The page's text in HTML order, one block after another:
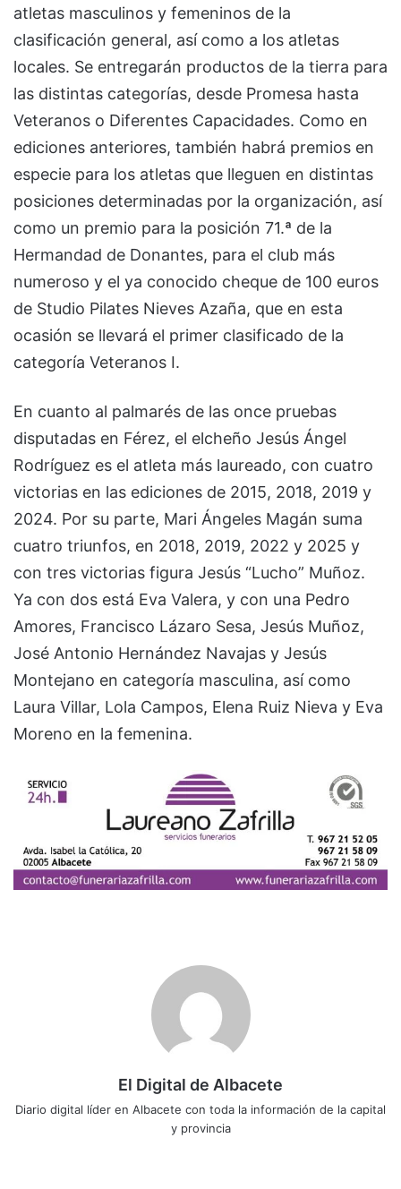
atletas masculinos y femeninos de la
clasificación general, así como a los atletas
locales. Se entregarán productos de la tierra para
las distintas categorías, desde Promesa hasta
Veteranos o Diferentes Capacidades. Como en
ediciones anteriores, también habrá premios en
especie para los atletas que lleguen en distintas
posiciones determinadas por la organización, así
como un premio para la posición 71.ª de la
Hermandad de Donantes, para el club más
numeroso y el ya conocido cheque de 100 euros
de Studio Pilates Nieves Azaña, que en esta
ocasión se llevará el primer clasificado de la
categoría Veteranos I.
En cuanto al palmarés de las once pruebas
disputadas en Férez, el elcheño Jesús Ángel
Rodríguez es el atleta más laureado, con cuatro
victorias en las ediciones de 2015, 2018, 2019 y
2024. Por su parte, Mari Ángeles Magán suma
cuatro triunfos, en 2018, 2019, 2022 y 2025 y
con tres victorias figura Jesús “Lucho” Muñoz.
Ya con dos está Eva Valera, y con una Pedro
Amores, Francisco Lázaro Sesa, Jesús Muñoz,
José Antonio Hernández Navajas y Jesús
Montejano en categoría masculina, así como
Laura Villar, Lola Campos, Elena Ruiz Nieva y Eva
Moreno en la femenina.
El Digital de Albacete
Diario digital líder en Albacete con toda la información de la capital
y provincia